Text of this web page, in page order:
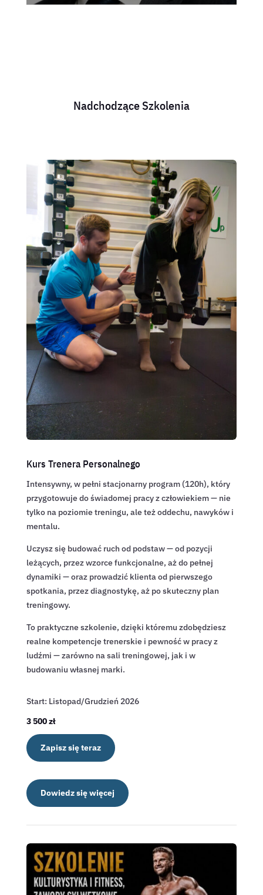
Nadchodzące Szkolenia
Kurs Trenera Personalnego
Intensywny, w pełni stacjonarny program (120h), który
przygotowuje do świadomej pracy z człowiekiem — nie
tylko na poziomie treningu, ale też oddechu, nawyków i
mentalu.
Uczysz się budować ruch od podstaw — od pozycji
leżących, przez wzorce funkcjonalne, aż do pełnej
dynamiki — oraz prowadzić klienta od pierwszego
spotkania, przez diagnostykę, aż po skuteczny plan
treningowy.
To praktyczne szkolenie, dzięki któremu zdobędziesz
realne kompetencje trenerskie i pewność w pracy z
ludźmi — zarówno na sali treningowej, jak i w
budowaniu własnej marki.
Start: Listopad/Grudzień 2026
3 500 zł
Zapisz się teraz
Dowiedz się więcej